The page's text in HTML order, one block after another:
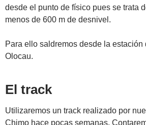
desde el punto de físico pues se trata
menos de 600 m de desnivel.
Para ello saldremos desde la estación
Olocau.
El track
Utilizaremos un track realizado por
Chimo hace pocas semanas.